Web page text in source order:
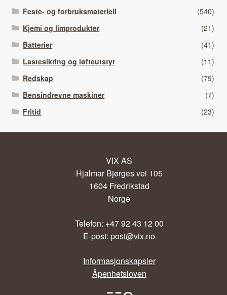
Feste- og forbruksmateriell
(540)
Kjemi og limprodukter
(21)
Batterier
(41)
Lastesikring og løfteutstyr
(11)
Redskap
(79)
Bensindrevne maskiner
(7)
Fritid
(23)
VIX AS
Hjalmar Bjørges vei 105
1604 Fredrikstad
Norge
Telefon: +47 92 43 12 00
E-post:post@vix.no
Informasjonskapsler
Åpenhetsloven